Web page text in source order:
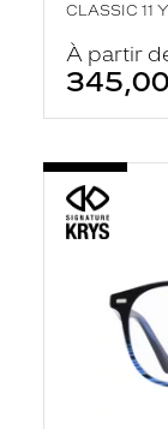
CLASSIC 11
À partir